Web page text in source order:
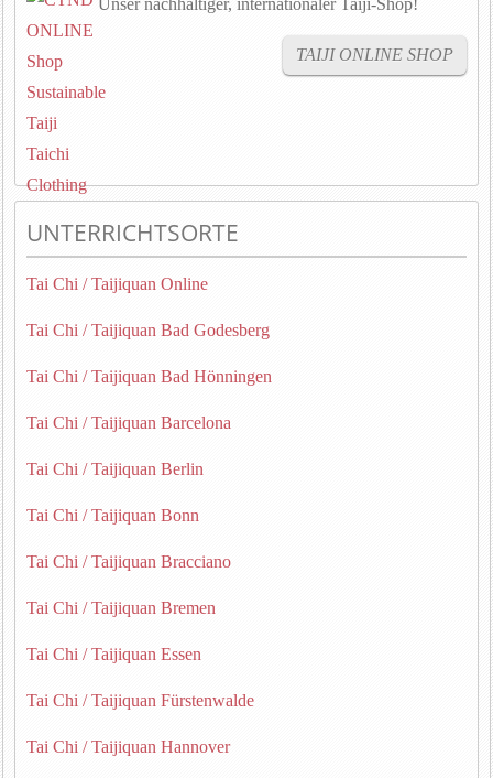
TAIJI ONLINE SHOP
UNTERRICHTSORTE
Tai Chi / Taijiquan Online
Tai Chi / Taijiquan Bad Godesberg
Tai Chi / Taijiquan Bad Hönningen
Tai Chi / Taijiquan Barcelona
Tai Chi / Taijiquan Berlin
Tai Chi / Taijiquan Bonn
Tai Chi / Taijiquan Bracciano
Tai Chi / Taijiquan Bremen
Tai Chi / Taijiquan Essen
Tai Chi / Taijiquan Fürstenwalde
Tai Chi / Taijiquan Hannover